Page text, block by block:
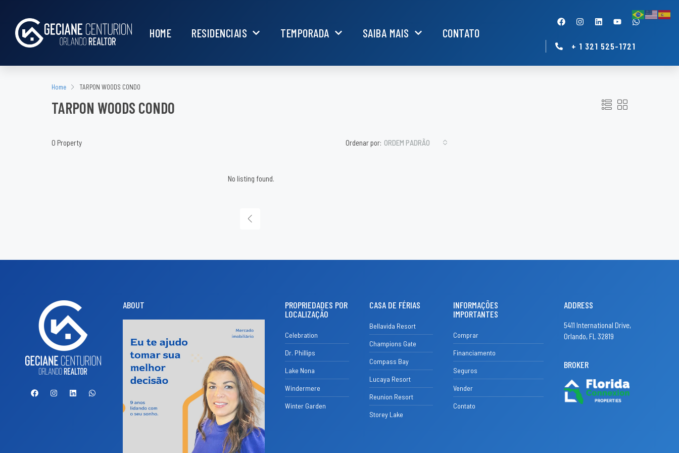
HOME RESIDENCIAIS TEMPORADA SAIBA MAIS CONTATO
+ 1 321 525-1721
Home TARPON WOODS CONDO
TARPON WOODS CONDO
0 Property Ordenar por: ORDEM PADRÃO
No listing found.
ABOUT
PROPRIEDADES POR
LOCALIZAÇÃO
Celebration
Dr. Phillips
Lake Nona
Windermere
Winter Garden
CASA DE FÉRIAS
Bellavida Resort
Champions Gate
Compass Bay
Lucaya Resort
Reunion Resort
Storey Lake
INFORMAÇÕES
IMPORTANTES
Comprar
Financiamento
Seguros
Vender
Contato
ADDRESS
5411 International Drive,
Orlando, FL 32819
BROKER